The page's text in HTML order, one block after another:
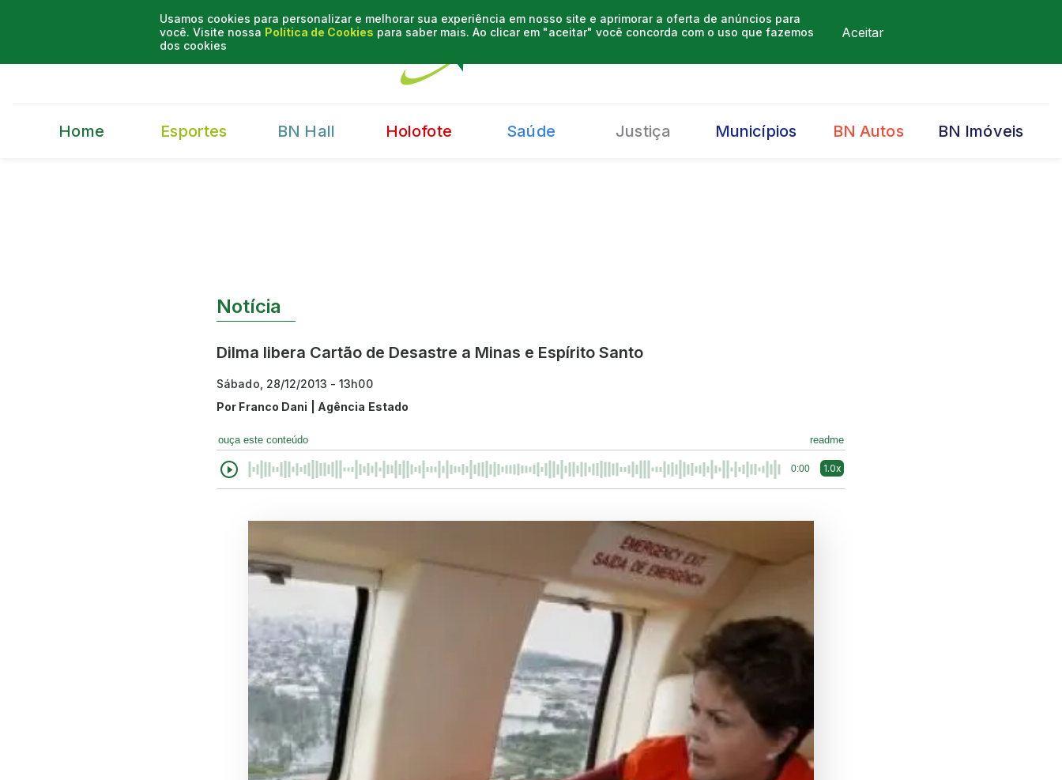
Usamos cookies para personalizar e melhorar sua experiência em nosso site e aprimorar a oferta de anúncios para
você. Visite nossa Política de Cookies para saber mais. Ao clicar em "aceitar" você concorda com o uso que fazemos
dos cookies
Aceitar
Home Esportes BN Hall Holofote Saúde Justiça Municípios BN Autos BN Imóveis
Notícia
Dilma libera Cartão de Desastre a Minas e Espírito Santo
Sábado, 28/12/2013 - 13h00
Por Franco Dani | Agência Estado
ouça este conteúdo readme
0:00 1.0x